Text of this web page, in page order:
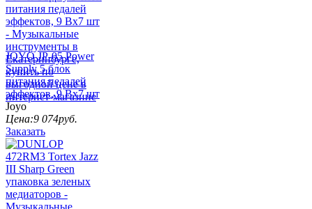
JOYO JP-05 Power
Supply 5 блок
питания педалей
эффектов, 9 Вх7 шт
Joyo
Цена:9 074руб.
Заказать